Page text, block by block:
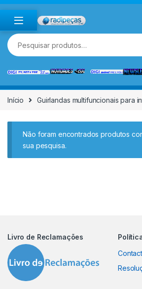
Skip to navigation
Skip to content
Pesquisar por:
Início Guirlandas multifuncionais para
Não foram encontrados produtos
sua pesquisa.
Livro de Reclamações